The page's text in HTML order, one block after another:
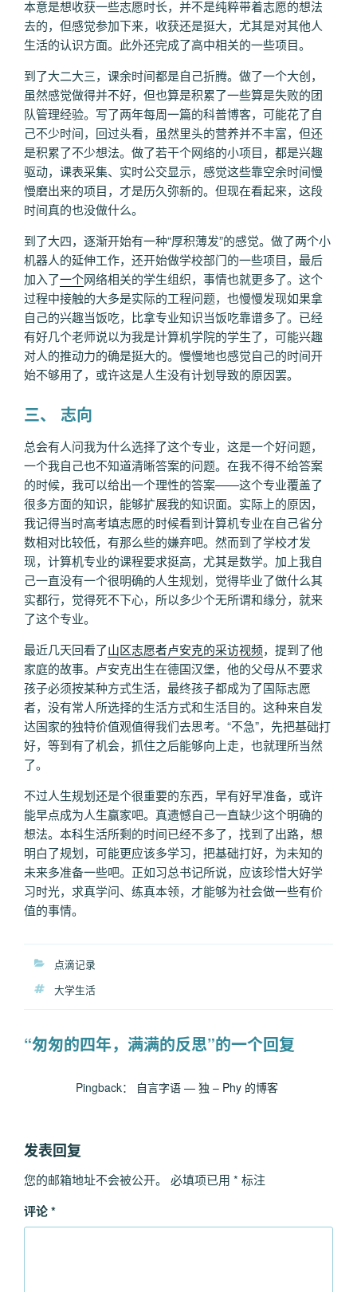
本意是想收获一些志愿时长，并不是纯粹带着志愿的想法
去的，但感觉参加下来，收获还是挺大，尤其是对其他人
生活的认识方面。此外还完成了高中相关的一些项目。
到了大二大三，课余时间都是自己折腾。做了一个大创，
虽然感觉做得并不好，但也算是积累了一些算是失败的团
队管理经验。写了两年每周一篇的科普博客，可能花了自
己不少时间，回过头看，虽然里头的营养并不丰富，但还
是积累了不少想法。做了若干个网络的小项目，都是兴趣
驱动，课表采集、实时公交显示，感觉这些靠空余时间慢
慢磨出来的项目，才是历久弥新的。但现在看起来，这段
时间真的也没做什么。
到了大四，逐渐开始有一种“厚积薄发”的感觉。做了两个小
机器人的延伸工作，还开始做学校部门的一些项目，最后
加入了一个网络相关的学生组织，事情也就更多了。这个
过程中接触的大多是实际的工程问题，也慢慢发现如果拿
自己的兴趣当饭吃，比拿专业知识当饭吃靠谱多了。已经
有好几个老师说以为我是计算机学院的学生了，可能兴趣
对人的推动力的确是挺大的。慢慢地也感觉自己的时间开
始不够用了，或许这是人生没有计划导致的原因罢。
三、 志向
总会有人问我为什么选择了这个专业，这是一个好问题，
一个我自己也不知道清晰答案的问题。在我不得不给答案
的时候，我可以给出一个理性的答案——这个专业覆盖了
很多方面的知识，能够扩展我的知识面。实际上的原因，
我记得当时高考填志愿的时候看到计算机专业在自己省分
数相对比较低，有那么些的嫌弃吧。然而到了学校才发
现，计算机专业的课程要求挺高，尤其是数学。加上我自
己一直没有一个很明确的人生规划，觉得毕业了做什么其
实都行，觉得死不下心，所以多少个无所谓和缘分，就来
了这个专业。
最近几天回看了山区志愿者卢安克的采访视频，提到了他
家庭的故事。卢安克出生在德国汉堡，他的父母从不要求
孩子必须按某种方式生活，最终孩子都成为了国际志愿
者，没有常人所选择的生活方式和生活目的。这种来自发
达国家的独特价值观值得我们去思考。“不急”，先把基础打
好，等到有了机会，抓住之后能够向上走，也就理所当然
了。
不过人生规划还是个很重要的东西，早有好早准备，或许
能早点成为人生赢家吧。真遗憾自己一直缺少这个明确的
想法。本科生活所剩的时间已经不多了，找到了出路，想
明白了规划，可能更应该多学习，把基础打好，为未知的
未来多准备一些吧。正如习总书记所说，应该珍惜大好学
习时光，求真学问、练真本领，才能够为社会做一些有价
值的事情。
分
点滴记录
标
大学生活
“匆匆的四年，满满的反思”的一个回复
Pingback： 自言字语 — 独 – Phy 的博客
发表回复
您的邮箱地址不会被公开。 必填项已用 * 标注
评论*